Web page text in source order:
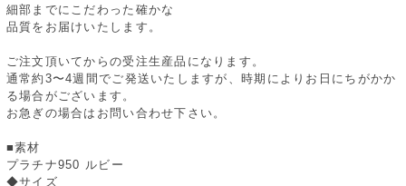
細部までにこだわった確かな
品質をお届けいたします。
ご注文頂いてからの受注生産品になります。
通常約3〜4週間でご発送いたしますが、時期によりお日にちがかか
る場合がございます。
お急ぎの場合はお問い合わせ下さい。
■素材
プラチナ950 ルビー
◆サイズ